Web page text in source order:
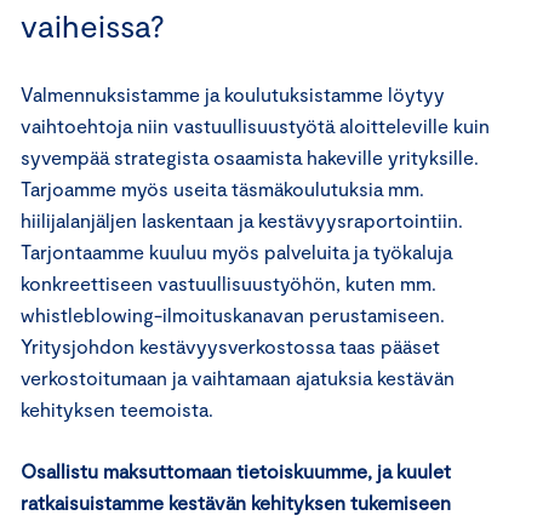
vaiheissa?
Valmennuksistamme ja koulutuksistamme löytyy
vaihtoehtoja niin vastuullisuustyötä aloitteleville kuin
syvempää strategista osaamista hakeville yrityksille.
Tarjoamme myös useita täsmäkoulutuksia mm.
hiilijalanjäljen laskentaan ja kestävyysraportointiin.
Tarjontaamme kuuluu myös palveluita ja työkaluja
konkreettiseen vastuullisuustyöhön, kuten mm.
whistleblowing-ilmoituskanavan perustamiseen.
Yritysjohdon kestävyysverkostossa taas pääset
verkostoitumaan ja vaihtamaan ajatuksia kestävän
kehityksen teemoista.
Osallistu maksuttomaan tietoiskuumme, ja kuulet
ratkaisuistamme kestävän kehityksen tukemiseen